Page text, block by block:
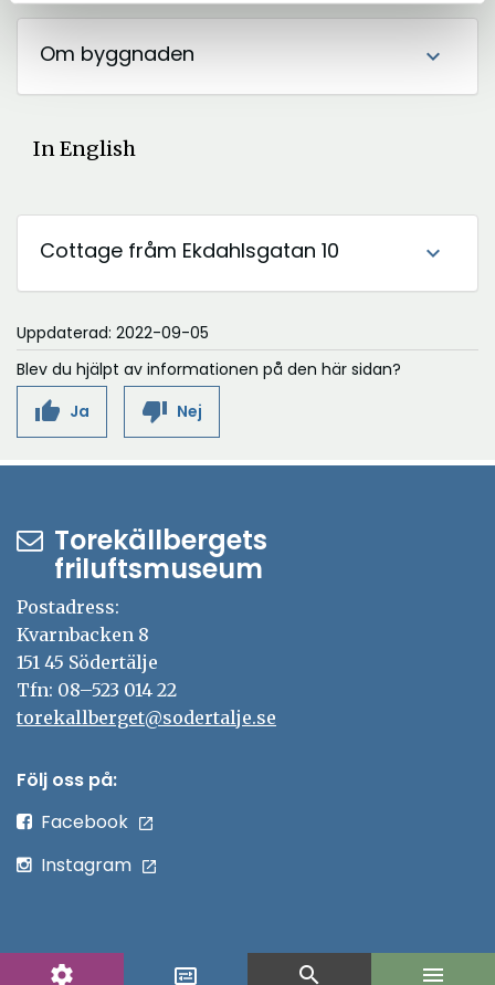
settings display_settings search menu
Om byggnaden expand_more
In English
Cottage fråm Ekdahlsgatan 10 expand_more
Uppdaterad: 2022-09-05
Blev du hjälpt av informationen på den här sidan?
thumb_up Ja thumb_down Nej
Torekällbergets
friluftsmuseum
Postadress:
Kvarnbacken 8
151 45 Södertälje
Tfn: 08–523 014 22
torekallberget@sodertalje.se
Följ oss på:
Facebook
Instagram